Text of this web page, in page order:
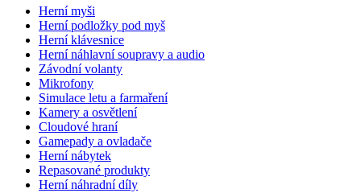
Herní myši
Herní podložky pod myš
Herní klávesnice
Herní náhlavní soupravy a audio
Závodní volanty
Mikrofony
Simulace letu a farmaření
Kamery a osvětlení
Cloudové hraní
Gamepady a ovladače
Herní nábytek
Repasované produkty
Herní náhradní díly